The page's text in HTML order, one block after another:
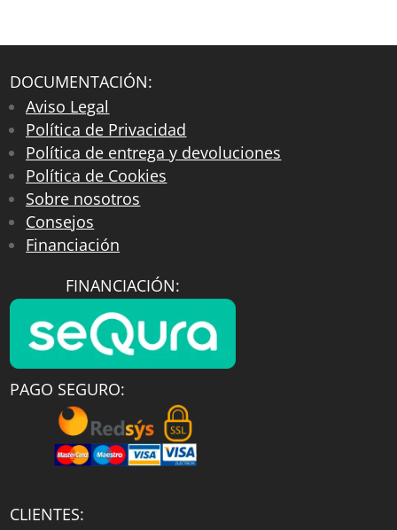
DOCUMENTACIÓN:
Aviso Legal
Política de Privacidad
Política de entrega y devoluciones
Política de Cookies
Sobre nosotros
Consejos
Financiación
FINANCIACIÓN:
PAGO SEGURO:
CLIENTES: